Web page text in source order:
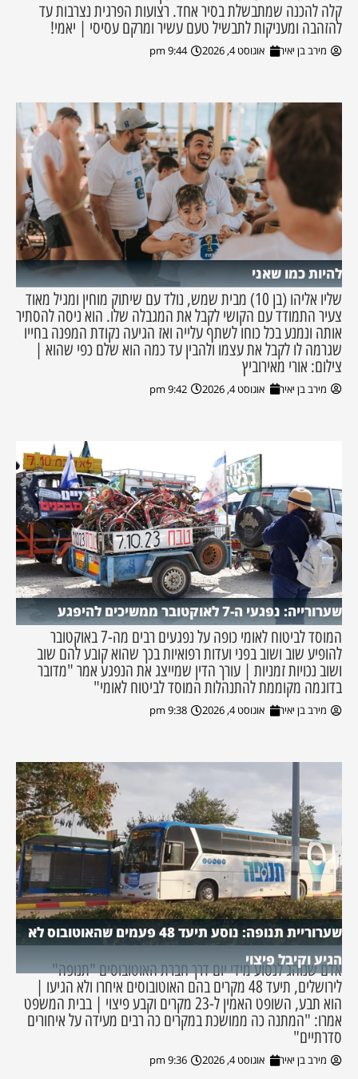
קלה להכנה שמתבשלת בסיר אחד. רצועות הפרגית נצרבות עד
להזהבה ומעניקות לתבשיל טעם עשיר ומרקם עסיסי | יאמי!
מירב בן יאיר אוגוסט 4, 2026 9:44 pm
להיות כמו שאני
שליו אליהו (בן 10) מבית שמש, נולד עם שיתוק מוחין ומגיל מאוד
צעיר התמודד עם הקושי לקבל את המגבלה שלו. הוא ניסה להסתיר
אותה ונמנע בכל כוחו לשתף עלייה ואז הגיעה נקודת המפנה בחייו
שגרמה לו לקבל את עצמו ולהבין עד כמה הוא שלם כפי שהוא |
צילום: אורי מאירוביץ
מירב בן יאיר אוגוסט 4, 2026 9:42 pm
שערורייה: נפגעי ה-7 לאוקטובר ממשיכים להיפגע
המוסד לביטוח לאומי כופה על נפגעים רבים מה-7 באוקטובר
להופיע שוב ושוב בפני ועדות רפואיות בכך שהוא קובע להם שוב
ושוב נכויות זמניות | עורך הדין שמייצג את הנפגע אמר "מדובר
בדוגמה מקוממת להתנהלות המוסד לביטוח לאומי"
מירב בן יאיר אוגוסט 4, 2026 9:38 pm
שערוריית תנופה: נוסע תיעד 48 פעמים שהאוטובוס לא
הגיע וקיבל פיצוי
אדם שנוהג לנסוע מידי יום דרך חברת האוטובוסים "תנופה"
לירושלים, תיעד 48 מקרים בהם האוטובוסים איחרו ולא הגיעו |
הוא תבע, השופט האמין ל-23 מקרים וקבע פיצוי | בבית המשפט
אמרו: "המתנה כה ממושכת במקרים כה רבים מעידה על איחורים
סדרתיים"
מירב בן יאיר אוגוסט 4, 2026 9:36 pm